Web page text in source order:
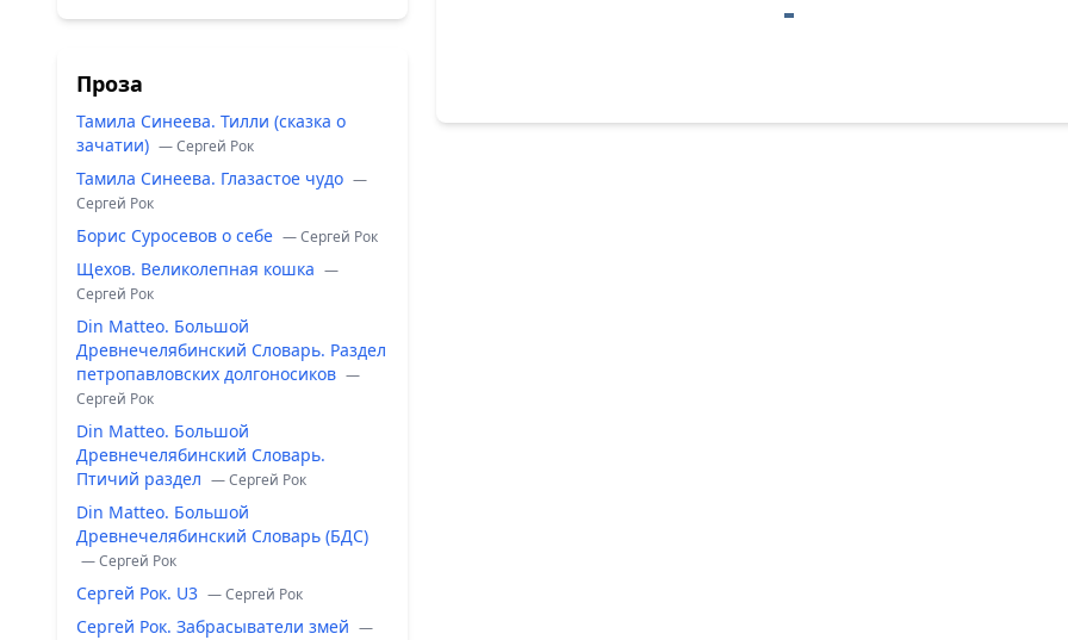
Проза
Тамила Синеева. Тилли (сказка о
зачатии) — Сергей Рок
Тамила Синеева. Глазастое чудо —
Сергей Рок
Борис Суросевов о себе — Сергей Рок
Щехов. Великолепная кошка —
Сергей Рок
Din Matteo. Большой
Древнечелябинский Словарь. Раздел
петропавловских долгоносиков —
Сергей Рок
Din Matteo. Большой
Древнечелябинский Словарь.
Птичий раздел — Сергей Рок
Din Matteo. Большой
Древнечелябинский Словарь (БДС)
— Сергей Рок
Сергей Рок. U3 — Сергей Рок
Сергей Рок. Забрасыватели змей —